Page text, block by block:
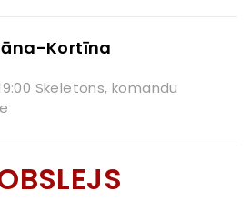
Kortīna
Skeletons, komandu